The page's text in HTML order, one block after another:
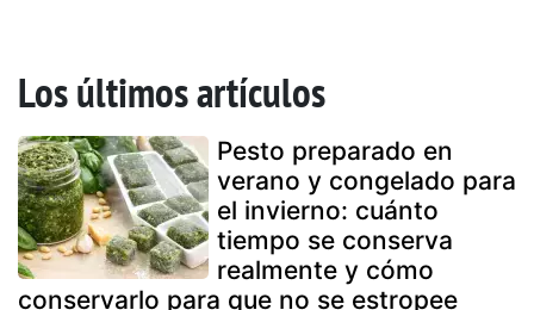
Los últimos artículos
Pesto preparado en
verano y congelado para
el invierno: cuánto
tiempo se conserva
realmente y cómo
conservarlo para que no se estropee